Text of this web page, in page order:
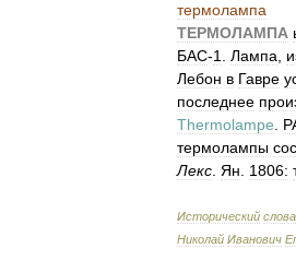
термолампа
ТЕРМОЛАМПА
БАС-1 Лампа
Лебон в Гавре
последнее
Thermolampe
термолампы
Лекс Ян 1806:
Исторический
Николай Иванович